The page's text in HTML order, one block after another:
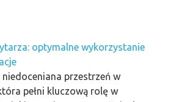
optymalne wykorzystanie
przestrzeń w
pełni kluczową rolę w